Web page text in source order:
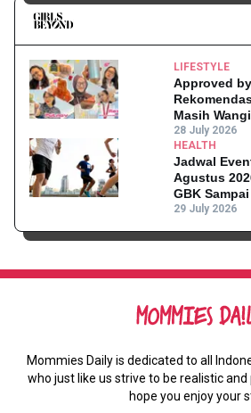
LIFESTYLE
Approved
Masih
Kantor
28 July 2026
HEALTH
Jadwal
Agustus
GBK
29 July 2026
Mommies Daily is dedicated to all
who just like us strive to be realistic
hope you enjoy your